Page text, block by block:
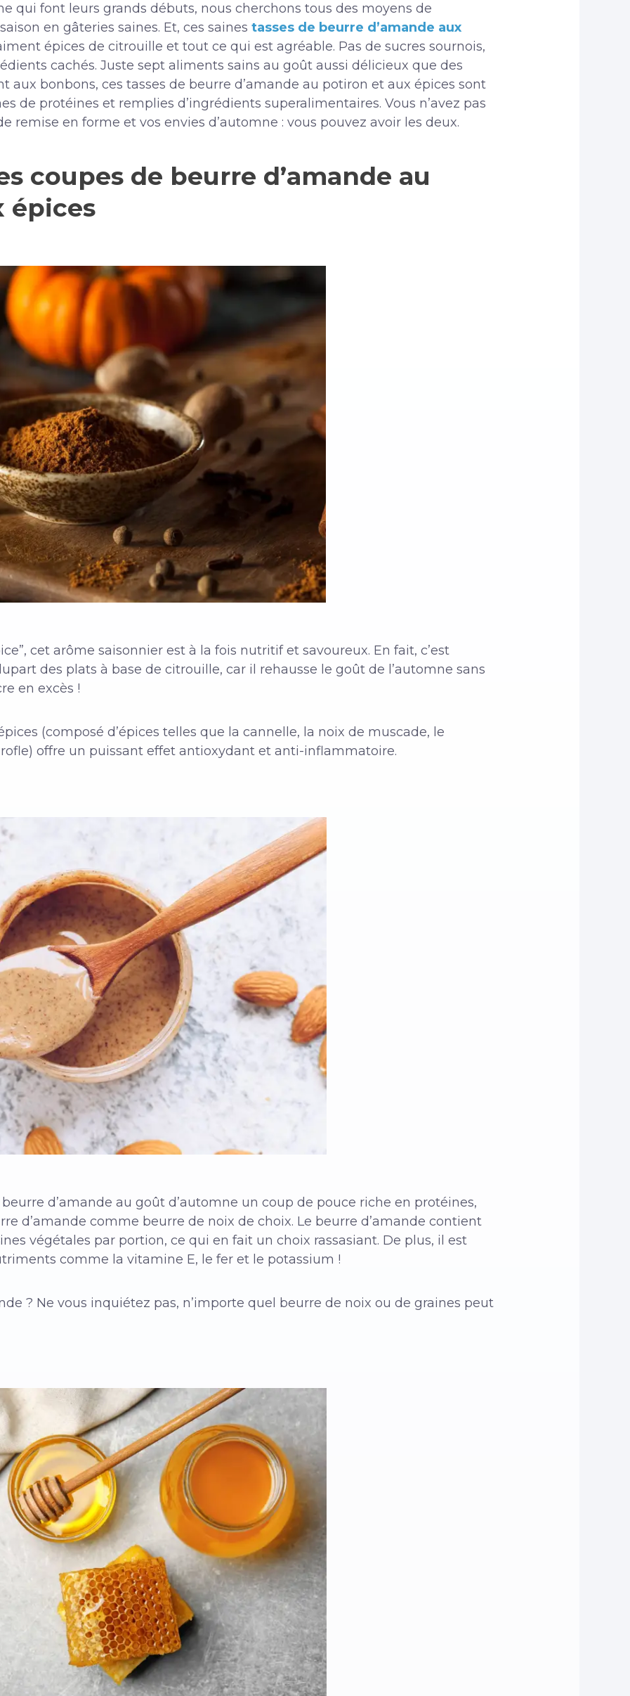
qui font leurs grands débuts, nous cherchons tous des moyens de
en gâteries saines. Et, ces saines tasses de beurre d’amande aux
épices de citrouille et tout ce qui est agréable. Pas de sucres sournois,
cachés. Juste sept aliments sains au goût aussi délicieux que des
aux bonbons, ces tasses de beurre d’amande au potiron et aux épices sont
de protéines et remplies d’ingrédients superalimentaires. Vous n’avez pas
remise en forme et vos envies d’automne : vous pouvez avoir les deux.
coupes de beurre d’amande au
épices
cet arôme saisonnier est à la fois nutritif et savoureux. En fait, c’est
des plats à base de citrouille, car il rehausse le goût de l’automne sans
en excès !
(composé d’épices telles que la cannelle, la noix de muscade, le
offre un puissant effet antioxydant et anti-inflammatoire.
d’amande au goût d’automne un coup de pouce riche en protéines,
d’amande comme beurre de noix de choix. Le beurre d’amande contient
végétales par portion, ce qui en fait un choix rassasiant. De plus, il est
comme la vitamine E, le fer et le potassium !
? Ne vous inquiétez pas, n’importe quel beurre de noix ou de graines peut